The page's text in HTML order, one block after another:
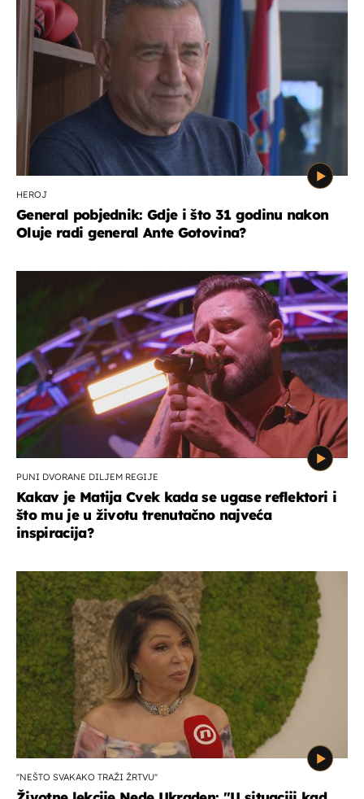
HEROJ
General pobjednik: Gdje i što 31 godinu nakon
Oluje radi general Ante Gotovina?
PUNI DVORANE DILJEM REGIJE
Kakav je Matija Cvek kada se ugase reflektori i
što mu je u životu trenutačno najveća
inspiracija?
''NEŠTO SVAKAKO TRAŽI ŽRTVU''